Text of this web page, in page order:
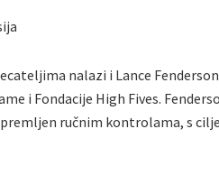
nalazi i Lance
i Fondacije High Fives.
ručnim kontrolama, s